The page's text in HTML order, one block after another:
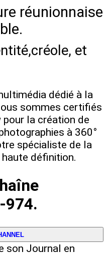
réunionnaise
et
dédié à la
sommes certifiés
la création de
à 360°
spécialiste de la
définition.
974.
son Journal en